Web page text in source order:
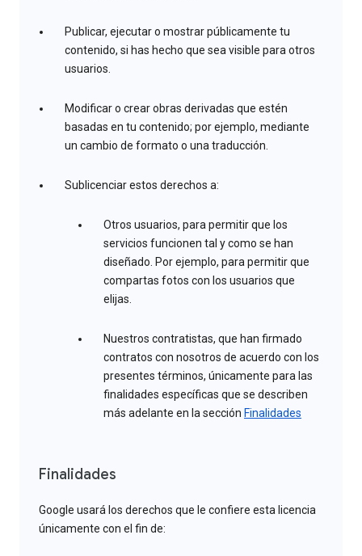
Publicar, ejecutar o mostrar públicamente tu
contenido, si has hecho que sea visible para otros
usuarios.
Modificar o crear obras derivadas que estén
basadas en tu contenido; por ejemplo, mediante
un cambio de formato o una traducción.
Sublicenciar estos derechos a:
Otros usuarios, para permitir que los
servicios funcionen tal y como se han
diseñado. Por ejemplo, para permitir que
compartas fotos con los usuarios que
elijas.
Nuestros contratistas, que han firmado
contratos con nosotros de acuerdo con los
presentes términos, únicamente para las
finalidades específicas que se describen
más adelante en la sección Finalidades
Finalidades
Google usará los derechos que le confiere esta licencia
únicamente con el fin de: